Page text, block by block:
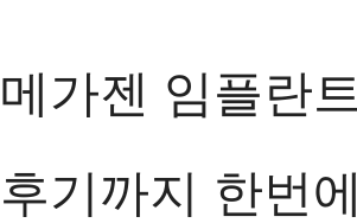
메가젠 임플란
후기까지 한번